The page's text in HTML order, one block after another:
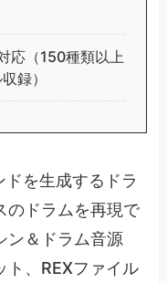
応（150種類以上
録）
ドを生成するドラ
のドラムを再現で
ン＆ドラム音源
ト、REXファイル